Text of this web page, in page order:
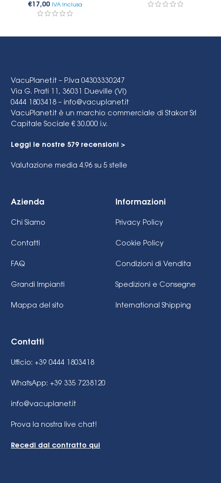
€ 17,00 IVA Inclusa
VacuPlanet.it – P.Iva 04303330247
Via G. Prati 11, 36031 Dueville (VI)
0444 1803418 – info@vacuplanet.it
VacuPlanet.it è un marchio commerciale di Stakorr Srl
Capitale Sociale € 30.000 i.v.
Leggi le nostre 579 recensioni >
Valutazione media 4.96 su 5 stelle
Azienda
Chi Siamo
Contatti
FAQ
Grandi Impianti
Mappa del sito
Informazioni
Privacy Policy
Cookie Policy
Condizioni di Vendita
Spedizioni e Consegne
International Shipping
Contatti
Ufficio: +39 0444 1803418
WhatsApp: +39 335 7238120
info@vacuplanet.it
Prova la nostra live chat!
Recedi dal contratto qui